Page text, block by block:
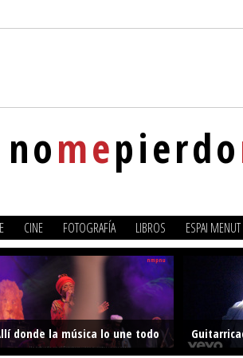
nomepierdo
CINE FOTOGRAFÍA LIBROS ESPAI MENUT
donde la música lo une todo